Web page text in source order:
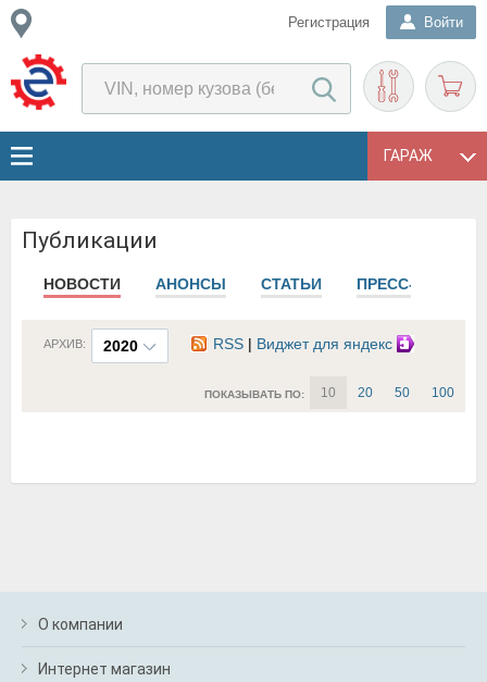
Регистрация Войти
ГАРАЖ
Публикации
НОВОСТИ АНОНСЫ СТАТЬИ ПРЕСС-РЕЛИЗЫ
2020
АРХИВ: RSS | Виджет для яндекс
ПОКАЗЫВАТЬ ПО: 10 20 50 100
О компании
Интернет магазин